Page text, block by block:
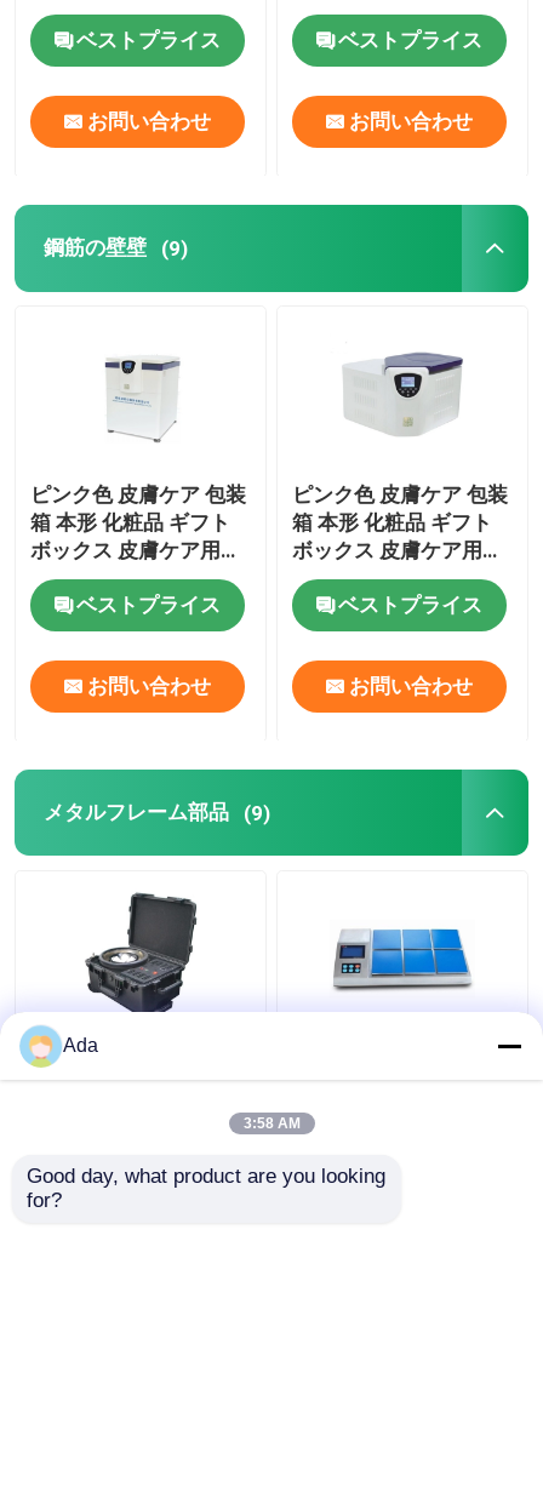
磁気紙箱 挿入付き化粧
品 ボトルベストプライス
お問い合わせ
箱
ベストプライス
お問い合わせ
鋼筋の壁壁 (9)
ピンク色 皮膚ケア 包装
箱 本形 化粧品 ギフト
ボックス 皮膚ケア用の
磁気紙箱 挿入付き化粧
品 ボトルベストプライス
お問い合わせ
ピンク色 皮膚ケア 包装
箱 本形 化粧品 ギフト
ボックス 皮膚ケア用の
磁気紙箱 挿入付き化粧
品 ボトルベストプライス
お問い合わせ
メタルフレーム部品 (9)
プリントされた高級ギ
フト紙ショッピングバ
ッグ ロゴ付きカスタム
ショッピング紙バッグ
ベストプライス
イティブ グディ クリス
マス クラフト紙 ギフト
バッグ Xmas デコレー
ションパーティのため
ベストプライス
Ada
3:58 AM
Good day, what product are you looking
for?